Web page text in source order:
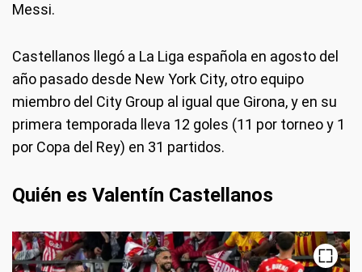
Messi.
Castellanos llegó a La Liga española en agosto del
año pasado desde New York City, otro equipo
miembro del City Group al igual que Girona, y en su
primera temporada lleva 12 goles (11 por torneo y 1
por Copa del Rey) en 31 partidos.
Quién es Valentín Castellanos